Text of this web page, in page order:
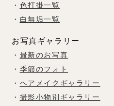
・ 色打掛一覧
・ 白無垢一覧
お写真ギャラリー
・ 最新のお写真
・ 季節のフォト
・ ヘアメイクギャラリー
・ 撮影小物別ギャラリー